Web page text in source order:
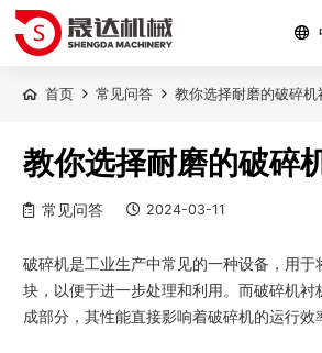
首页 常见问答 教你选择耐磨的破碎机
教你选择耐磨的破碎
常见问答 2024-03-11
破碎机是工业生产中常见的一种设备，用于
块，以便于进一步处理和利用。而破碎机衬
成部分，其性能直接影响着破碎机的运行效